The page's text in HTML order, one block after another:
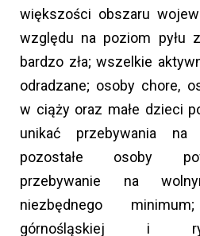
większości obszaru
względu na poziom pyłu
bardzo zła; wszelkie
odradzane; osoby chore,
w ciąży oraz małe dzieci
unikać przebywania na
pozostałe osoby
przebywanie na
niezbędnego
górnośląskiej i